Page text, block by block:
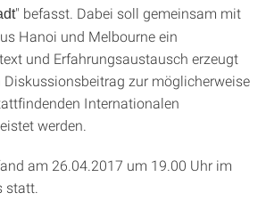
" befasst. Dabei soll gemeinsam mit
Hanoi und Melbourne ein
und Erfahrungsaustausch erzeugt
zur möglicherweise
Internationalen
werden.
am 26.04.2017 um 19.00 Uhr im
statt.